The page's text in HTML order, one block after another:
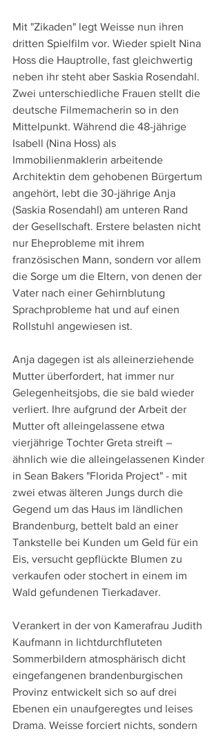
Mit "Zikaden" legt Weisse nun ihren
dritten Spielfilm vor. Wieder spielt Nina
Hoss die Hauptrolle, fast gleichwertig
neben ihr steht aber Saskia Rosendahl.
Zwei unterschiedliche Frauen stellt die
deutsche Filmemacherin so in den
Mittelpunkt. Während die 48-jährige
Isabell (Nina Hoss) als
Immobilienmaklerin arbeitende
Architektin dem gehobenen Bürgertum
angehört, lebt die 30-jährige Anja
(Saskia Rosendahl) am unteren Rand
der Gesellschaft. Erstere belasten nicht
nur Eheprobleme mit ihrem
französischen Mann, sondern vor allem
die Sorge um die Eltern, von denen der
Vater nach einer Gehirnblutung
Sprachprobleme hat und auf einen
Rollstuhl angewiesen ist.
Anja dagegen ist als alleinerziehende
Mutter überfordert, hat immer nur
Gelegenheitsjobs, die sie bald wieder
verliert. Ihre aufgrund der Arbeit der
Mutter oft alleingelassene etwa
vierjährige Tochter Greta streift –
ähnlich wie die alleingelassenen Kinder
in Sean Bakers "Florida Project" - mit
zwei etwas älteren Jungs durch die
Gegend um das Haus im ländlichen
Brandenburg, bettelt bald an einer
Tankstelle bei Kunden um Geld für ein
Eis, versucht gepflückte Blumen zu
verkaufen oder stochert in einem im
Wald gefundenen Tierkadaver.
Verankert in der von Kamerafrau Judith
Kaufmann in lichtdurchfluteten
Sommerbildern atmosphärisch dicht
eingefangenen brandenburgischen
Provinz entwickelt sich so auf drei
Ebenen ein unaufgeregtes und leises
Drama. Weisse forciert nichts, sondern